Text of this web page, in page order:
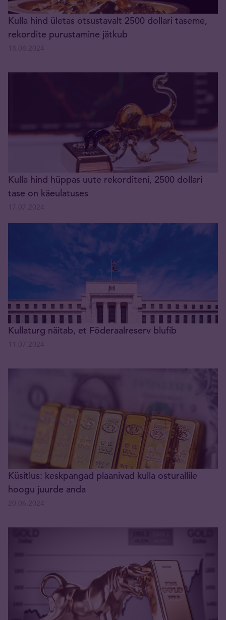
Kulla hind ületas otsustavalt 2500 dollari taseme,
rekordite purustamine jätkub
Kulla hind hüppas uute rekorditeni, 2500 dollari
tase on käeulatuses
Kullaturg näitab, et Föderaalreserv blufib
Küsitlus: keskpangad plaanivad kulla osturallile
hoogu juurde anda